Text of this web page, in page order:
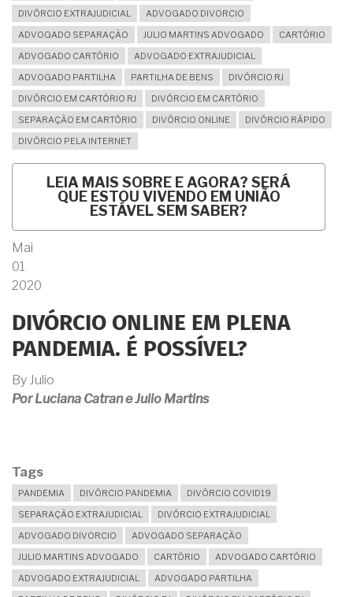
DIVÓRCIO EXTRAJUDICIAL
ADVOGADO DIVORCIO
ADVOGADO SEPARAÇÃO
JULIO MARTINS ADVOGADO
CARTÓRIO
ADVOGADO CARTÓRIO
ADVOGADO EXTRAJUDICIAL
ADVOGADO PARTILHA
PARTILHA DE BENS
DIVÓRCIO RJ
DIVÓRCIO EM CARTÓRIO RJ
DIVÓRCIO EM CARTÓRIO
SEPARAÇÃO EM CARTÓRIO
DIVÓRCIO ONLINE
DIVÓRCIO RÁPIDO
DIVÓRCIO PELA INTERNET
LEIA MAIS SOBRE E AGORA? SERÁ
QUE ESTOU VIVENDO EM UNIÃO
ESTÁVEL SEM SABER?
Mai
01
2020
DIVÓRCIO ONLINE EM PLENA
PANDEMIA. É POSSÍVEL?
By Julio
Por Luciana Catran e Julio Martins
Tags
PANDEMIA DIVÓRCIO PANDEMIA
DIVÓRCIO COVID19
SEPARAÇÃO EXTRAJUDICIAL
DIVÓRCIO EXTRAJUDICIAL
ADVOGADO DIVORCIO
ADVOGADO SEPARAÇÃO
JULIO MARTINS ADVOGADO
CARTÓRIO
ADVOGADO CARTÓRIO
ADVOGADO EXTRAJUDICIAL
ADVOGADO PARTILHA